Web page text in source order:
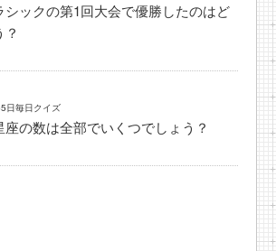
シックの第1回大会で優勝したのはど
日毎日クイズ
の数は全部でいくつでしょう？